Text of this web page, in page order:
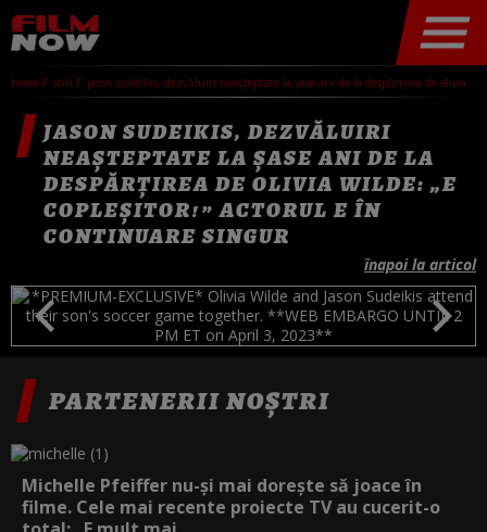
home stiri jason sudeikis, dezvăluiri neașteptate la șase ani de la despărțirea de olivia wilde: „e copleșitor!” actorul e în continuare singur
JASON SUDEIKIS, DEZVĂLUIRI
NEAȘTEPTATE LA ȘASE ANI DE LA
DESPĂRȚIREA DE OLIVIA WILDE: „E
COPLEȘITOR!” ACTORUL E ÎN
CONTINUARE SINGUR
înapoi la articol
PARTENERII NOȘTRI
Michelle Pfeiffer nu-și mai dorește să joace în
filme. Cele mai recente proiecte TV au cucerit-o